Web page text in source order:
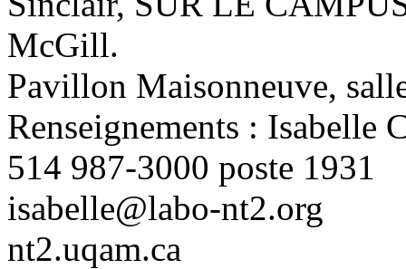
McGill.
Pavillon Maisonneuve,
Renseignements : Isabelle
514 987-3000 poste 1931
isabelle@labo-nt2.org
nt2.uqam.ca